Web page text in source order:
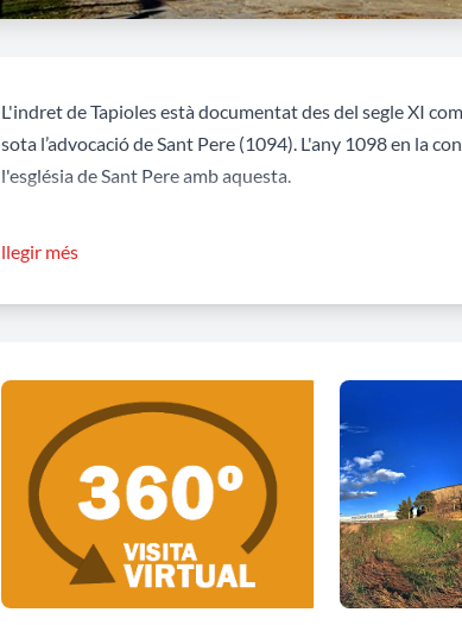
L'indret de Tapioles està documentat des del segle XI
sota l’advocació de Sant Pere (1094). L'any 1098 en la
l'església de Sant Pere amb aquesta.
de Sant Macari. Es creu que tingué culte fins a finals del
irregulars de pedra. La façana principal presenta una
central del mur que il·lumina l'interior de la nau. La
absis retallat on s'obre una petita espitllera i una
la façana est.
llegir més